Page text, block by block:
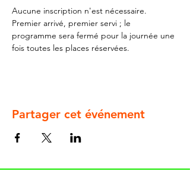
Aucune inscription n'est nécessaire.
Premier arrivé, premier servi ; le
programme sera fermé pour la journée une
fois toutes les places réservées.
Partager cet événement